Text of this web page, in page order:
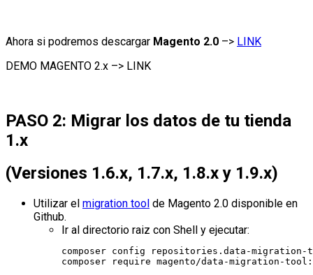
Ahora si podremos descargar Magento 2.0 –> LINK
DEMO MAGENTO 2.x –> LINK
PASO 2: Migrar los datos de tu tienda
1.x
(Versiones 1.6.x, 1.7.x, 1.8.x y 1.9.x)
Utilizar el migration tool de Magento 2.0 disponible en
Github.
Ir al directorio raiz con Shell y ejecutar:
composer config repositories.data-
composer require magento/data-migration-